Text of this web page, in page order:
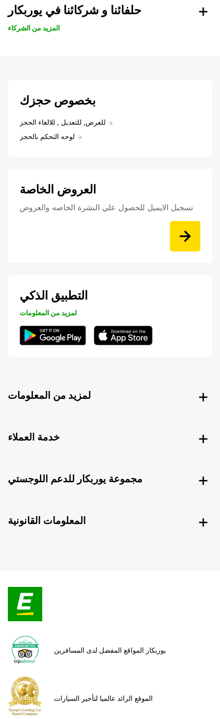
حلفائنا و شركائنا في يوربكار
المزيد من الشركاء
بخصوص حجزك
للعرض, للتعديل , للالغاء الحجز
لوحه التحكم بالحجز
العروض الخاصة
تسجيل الايميل للحصول علي النشرة الخاصه والعروض
التطبيق الذكي
لمزيد من المعلومات
لمزيد من المعلومات
خدمة العملاء
مجموعة يوربكار للدعم اللوجستي
المعلومات القانونية
يوربكار المواقع المفضل لدى المسافرين
الموقع الرائد عالميا لتأجير السيارات